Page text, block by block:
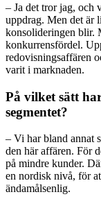
– Ja det tror jag, och
uppdrag. Men det är
konsolideringen blir.
konkurrensfördel.
redovisningsaffären
varit i marknaden.
På vilket sätt
segmentet?
– Vi har bland annat
den här affären. För
på mindre kunder.
en nordisk nivå, för
ändamålsenlig.